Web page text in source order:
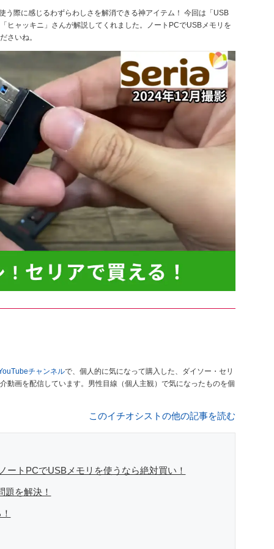
際に感じるわずらわしさを解消できる神アイテム！ 今回は「USB
ヒャッキニ」さんが解説してくれました。ノートPCでUSBメモリを
さいね。
チャンネルで、個人的に気になって購入した、ダイソー・セリ
動画を配信しています。男性目線（個人主観）で気になったものを個
このイチオシストの他の記事を読む
ートPCでUSBメモリを使うなら絶対買い！
を解決！